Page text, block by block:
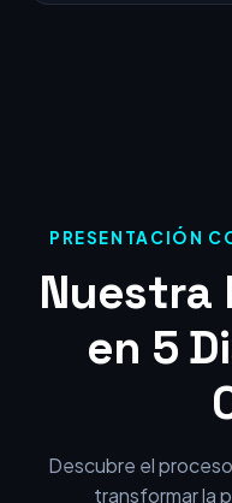
PRESENTACIÓN
Nuestra
en 5
Descubre el
transformar la